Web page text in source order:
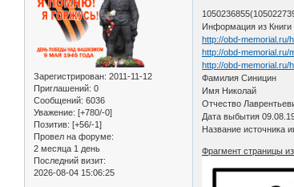
Зарегистрирован: 2011-11-12
Приглашений: 0
Сообщений: 6036
Уважение: [+780/-0]
Позитив: [+56/-1]
Провел на форуме:
2 месяца 1 день
Последний визит:
2026-08-04 15:06:25
Информация из
http://obd-memorial.ru/
http://obd-memorial.ru/
http://obd-memorial.ru/
Фамилия Синицин
Имя Николай
Отчество
Дата выбытия
Название источника
Фрагмент страницы